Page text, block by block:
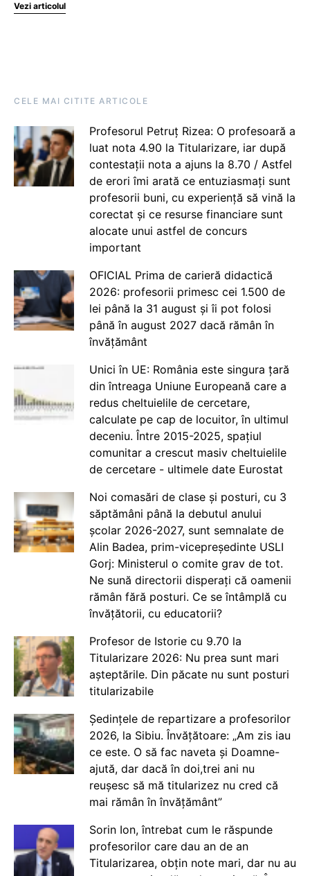
Vezi articolul
CELE MAI CITITE ARTICOLE
Profesorul Petruț Rizea: O profesoară a
luat nota 4.90 la Titularizare, iar după
contestații nota a ajuns la 8.70 / Astfel
de erori îmi arată ce entuziasmați sunt
profesorii buni, cu experiență să vină la
corectat și ce resurse financiare sunt
alocate unui astfel de concurs
important
OFICIAL Prima de carieră didactică
2026: profesorii primesc cei 1.500 de
lei până la 31 august și îi pot folosi
până în august 2027 dacă rămân în
învățământ
Unici în UE: România este singura țară
din întreaga Uniune Europeană care a
redus cheltuielile de cercetare,
calculate pe cap de locuitor, în ultimul
deceniu. Între 2015-2025, spațiul
comunitar a crescut masiv cheltuielile
de cercetare - ultimele date Eurostat
Noi comasări de clase și posturi, cu 3
săptămâni până la debutul anului
școlar 2026-2027, sunt semnalate de
Alin Badea, prim-vicepreședinte USLI
Gorj: Ministerul o comite grav de tot.
Ne sună directorii disperați că oamenii
rămân fără posturi. Ce se întâmplă cu
învățătorii, cu educatorii?
Profesor de Istorie cu 9.70 la
Titularizare 2026: Nu prea sunt mari
așteptările. Din păcate nu sunt posturi
titularizabile
Ședințele de repartizare a profesorilor
2026, la Sibiu. Învățătoare: „Am zis iau
ce este. O să fac naveta și Doamne-
ajută, dar dacă în doi,trei ani nu
reușesc să mă titularizez nu cred că
mai rămân în învățământ”
Sorin Ion, întrebat cum le răspunde
profesorilor care dau an de an
Titularizarea, obțin note mari, dar nu au